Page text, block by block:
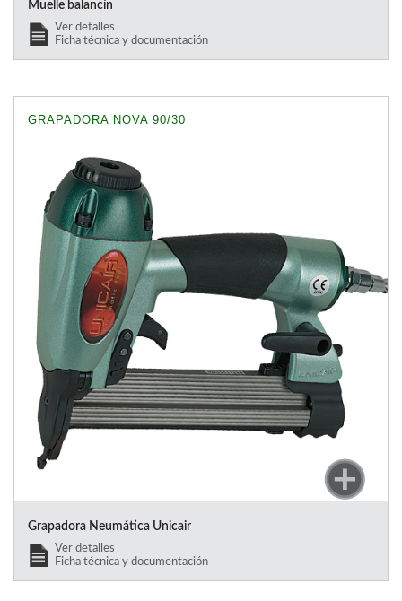
Muelle balancín
Ver detalles
Ficha técnica y documentación
GRAPADORA NOVA 90/30
Grapadora Neumática Unicair
Ver detalles
Ficha técnica y documentación